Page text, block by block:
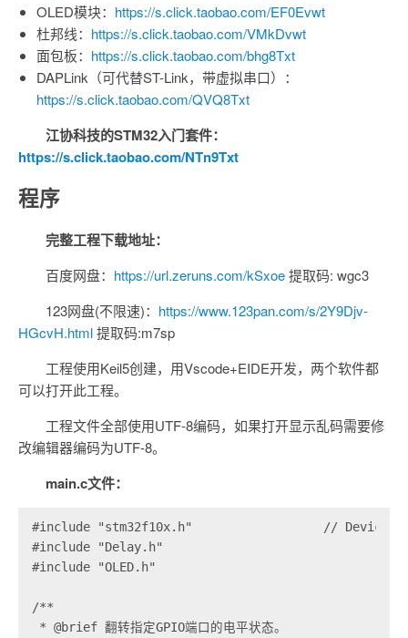
OLED模块： https://s.click.taobao.com/EF0Evwt
杜邦线： https://s.click.taobao.com/VMkDvwt
面包板： https://s.click.taobao.com/bhg8Txt
DAPLink（可代替ST-Link，带虚拟串口）：
https://s.click.taobao.com/QVQ8Txt
江协科技的STM32入门套件：
https://s.click.taobao.com/NTn9Txt
程序
完整工程下载地址：
百度网盘： https://url.zeruns.com/kSxoe提取码: wgc3
123网盘(不限速)： https://www.123pan.com/s/2Y9Djv-
HGcvH.html提取码:m7sp
工程使用Keil5创建，用Vscode+EIDE开发，两个软件都
可以打开此工程。
工程文件全部使用UTF-8编码，如果打开显示乱码需要修
改编辑器编码为UTF-8。
main.c文件：
#include "stm32f10x.h"                  // Device
#include "Delay.h"
#include "OLED.h"
/**
* @brief 翻转指定GPIO端口的电平状态。